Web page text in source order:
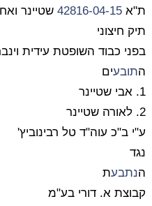
ת"א 42816-04-15שטיינר
תיק חיצוני
בפני כבוד השופטת עידית
התובעים
1. אבי שטיינר
2. לאורה שטיינר
ע"י ב"כ עוה"ד טל רבינוביץ'
נגד
הנתבעת
קבוצת א. דורי בע"מ